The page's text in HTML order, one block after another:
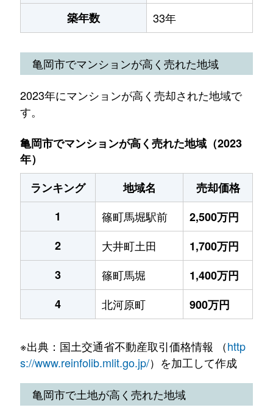
築年数 33年
亀岡市でマンションが高く売れた地域
2023年にマンションが高く売却された地域で
す。
亀岡市でマンションが高く売れた地域（2023
年）
ランキング
地域名
売却価格
1
篠町馬堀駅前
2,500万円
2
大井町土田
1,700万円
3
篠町馬堀
1,400万円
4
北河原町 900万円
※出典：国土交通省不動産取引価格情報 （http
s://www.reinfolib.mlit.go.jp/）を加工して作成
亀岡市で土地が高く売れた地域